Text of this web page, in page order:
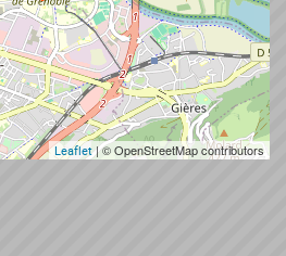
Leaflet| © OpenStreetMap contributors